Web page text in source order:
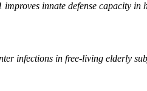
improves innate defense capacity in
infections in free-living elderly